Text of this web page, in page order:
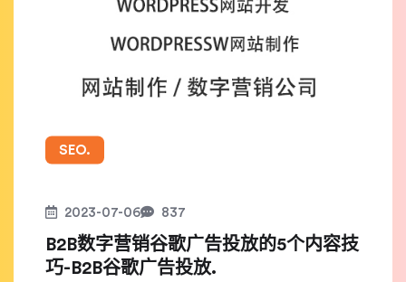
SEO.
2023-07-06 837
B2B数字营销谷歌广告投放的5个内容技
巧-B2B谷歌广告投放.